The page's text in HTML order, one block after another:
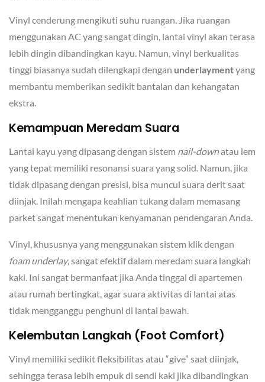
Vinyl cenderung mengikuti suhu ruangan. Jika ruangan
menggunakan AC yang sangat dingin, lantai vinyl akan terasa
lebih dingin dibandingkan kayu. Namun, vinyl berkualitas
tinggi biasanya sudah dilengkapi dengan underlaymentyang
membantu memberikan sedikit bantalan dan kehangatan
ekstra.
Kemampuan Meredam Suara
Lantai kayu yang dipasang dengan sistem nail-downatau lem
yang tepat memiliki resonansi suara yang solid. Namun, jika
tidak dipasang dengan presisi, bisa muncul suara derit saat
diinjak. Inilah mengapa keahlian tukang dalam memasang
parket sangat menentukan kenyamanan pendengaran Anda.
Vinyl, khususnya yang menggunakan sistem klik dengan
foam underlay, sangat efektif dalam meredam suara langkah
kaki. Ini sangat bermanfaat jika Anda tinggal di apartemen
atau rumah bertingkat, agar suara aktivitas di lantai atas
tidak mengganggu penghuni di lantai bawah.
Kelembutan Langkah (Foot Comfort)
Vinyl memiliki sedikit fleksibilitas atau “give” saat diinjak,
sehingga terasa lebih empuk di sendi kaki jika dibandingkan